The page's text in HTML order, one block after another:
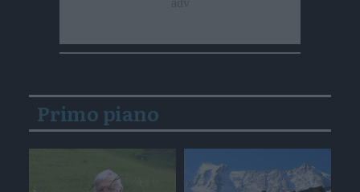
Primo piano